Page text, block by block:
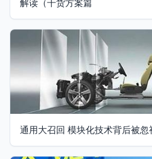
解读（干货方案篇
通用大召回 模块化技术背后被